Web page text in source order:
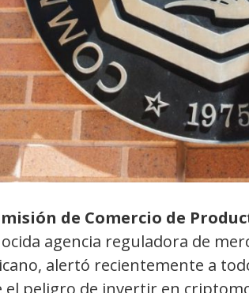
de Comercio de
agencia reguladora de
alertó recientemente a
el peligro de invertir en